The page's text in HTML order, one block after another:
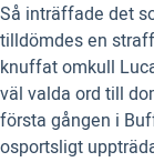
Så inträffade det
tilldömdes en
knuffat omkull
väl valda ord till
första gången i
osportsligt